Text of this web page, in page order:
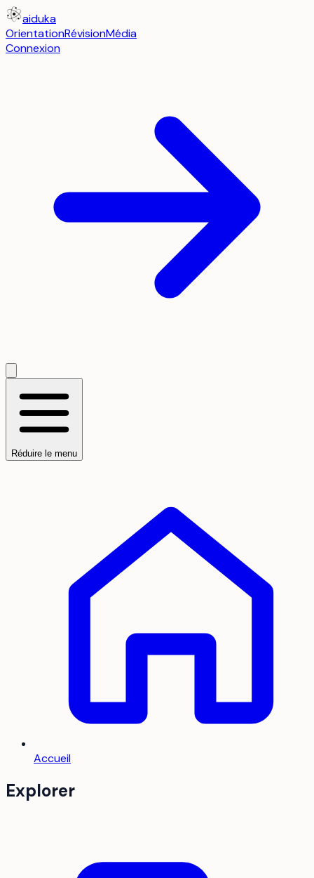
aiduka
OrientationRévisionMédia
Connexion
Réduire le menu
Accueil
Explorer